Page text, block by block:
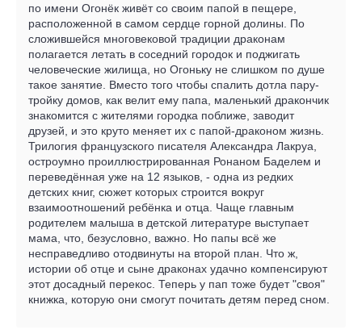
по имени Огонёк живёт со своим папой в пещере,
расположенной в самом сердце горной долины. По
сложившейся многовековой традиции драконам
полагается летать в соседний городок и поджигать
человеческие жилища, но Огоньку не слишком по душе
такое занятие. Вместо того чтобы спалить дотла пару-
тройку домов, как велит ему папа, маленький дракончик
знакомится с жителями городка поближе, заводит
друзей, и это круто меняет их с папой-драконом жизнь.
Трилогия французского писателя Александра Лакруа,
остроумно проиллюстрированная Ронаном Баделем и
переведённая уже на 12 языков, - одна из редких
детских книг, сюжет которых строится вокруг
взаимоотношений ребёнка и отца. Чаще главным
родителем малыша в детской литературе выступает
мама, что, безусловно, важно. Но папы всё же
несправедливо отодвинуты на второй план. Что ж,
истории об отце и сыне драконах удачно компенсируют
этот досадный перекос. Теперь у пап тоже будет "своя"
книжка, которую они смогут почитать детям перед сном.